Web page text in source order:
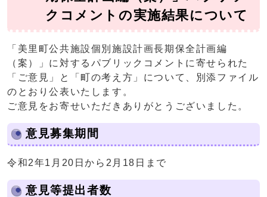
クコメントの実施結果について
「美里町公共施設個別施設計画長期保全計画編
（案）」に対するパブリックコメントに寄せられた
「ご意見」と「町の考え方」について、別添ファイル
のとおり公表いたします。
ご意見をお寄せいただきありがとうございました。
意見募集期間
令和2年1月20日から2月18日まで
意見等提出者数